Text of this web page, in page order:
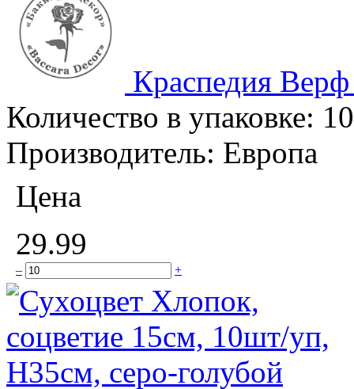
Краспедия
Количество в упаковке: 10
Производитель: Европа
Цена
29.99
– +